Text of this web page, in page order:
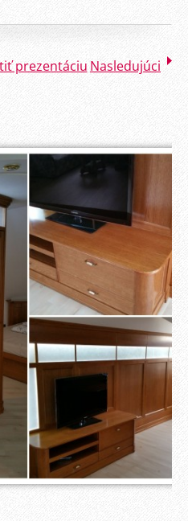
prezentáciu Nasledujúci